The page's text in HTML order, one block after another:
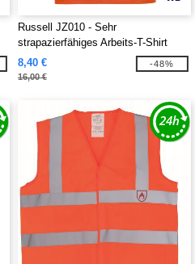
Russell JZ010 - Sehr
strapazierfähiges Arbeits-T-Shirt
8,40 €
16,00 €
-48%